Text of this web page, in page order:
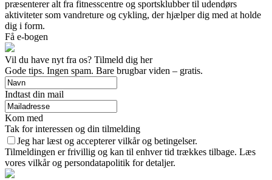
præsenterer alt fra fitnesscentre og sportsklubber til udendørs
aktiviteter som vandreture og cykling, der hjælper dig med at holde
dig i form.
Få e-bogen
Vil du have nyt fra os? Tilmeld dig her
Gode tips. Ingen spam. Bare brugbar viden – gratis.
Indtast din mail
Kom med
Tak for interessen og din tilmelding
Jeg har læst og accepterer vilkår og betingelser.
Tilmeldingen er frivillig og kan til enhver tid trækkes tilbage. Læs
vores vilkår og persondatapolitik for detaljer.